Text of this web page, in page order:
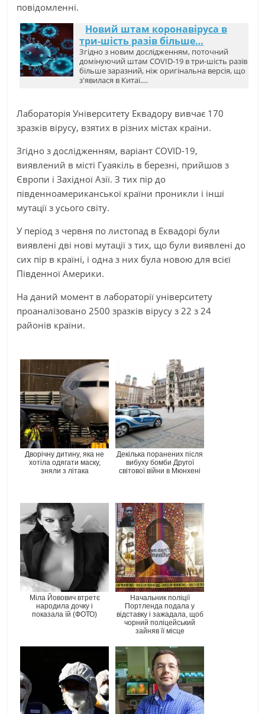
повідомленні.
Новий штам коронавіруса в
три-шість разів більше…
Згідно з новим дослідженням, поточний
домінуючий штам COVID-19 в три-шість разів
більше заразний, ніж оригінальна версія, що
з'явилася в Китаї.…
Лабораторія Університету Еквадору вивчає 170
зразків вірусу, взятих в різних містах країни.
Згідно з дослідженням, варіант COVID-19,
виявлений в місті Гуаякіль в березні, прийшов з
Європи і Західної Азії. З тих пір до
південноамериканської країни проникли і інші
мутації з усього світу.
У період з червня по листопад в Еквадорі були
виявлені дві нові мутації з тих, що були виявлені до
сих пір в країні, і одна з них була новою для всієї
Південної Америки.
На даний момент в лабораторії університету
проаналізовано 2500 зразків вірусу з 22 з 24
районів країни.
Дворічну дитину, яка не
хотіла одягати маску,
зняли з літака
Декілька поранених після
вибуху бомби Другої
світової війни в Мюнхені
Міла Йовович втретє
народила дочку і
показала їй (ФОТО)
Начальник поліції
Портленда подала у
відставку і зажадала, щоб
чорний поліцейський
зайняв її місце